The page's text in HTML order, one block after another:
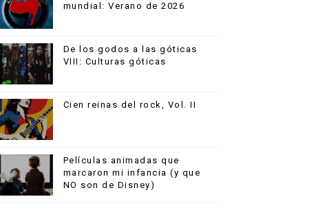
mundial: Verano de 2026
De los godos a las góticas
VIII: Culturas góticas
Cien reinas del rock, Vol. II
Películas animadas que
marcaron mi infancia (y que
NO son de Disney)